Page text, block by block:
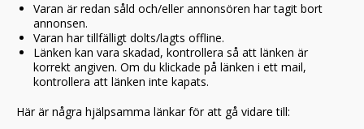
Varan är redan såld och/eller annonsören har tagit bort
annonsen.
Varan har tillfälligt dolts/lagts offline.
Länken kan vara skadad, kontrollera så att länken är
korrekt angiven. Om du klickade på länken i ett mail,
kontrollera att länken inte kapats.
Här är några hjälpsamma länkar för att gå vidare till: